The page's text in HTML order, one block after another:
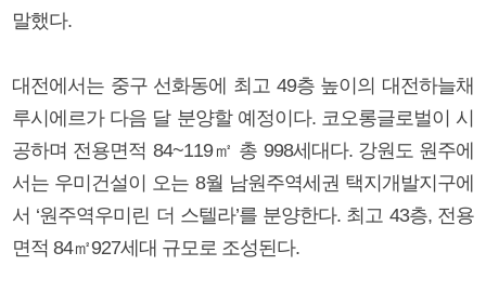
말했다.
대전에서는 중구 선화동에 최고 49층 높이의 대전하늘채
루시에르가 다음 달 분양할 예정이다. 코오롱글로벌이 시
공하며 전용면적 84~119㎡ 총 998세대다. 강원도 원주에
서는 우미건설이 오는 8월 남원주역세권 택지개발지구에
서 ‘원주역우미린 더 스텔라’를 분양한다. 최고 43층, 전용
면적 84㎡927세대 규모로 조성된다.